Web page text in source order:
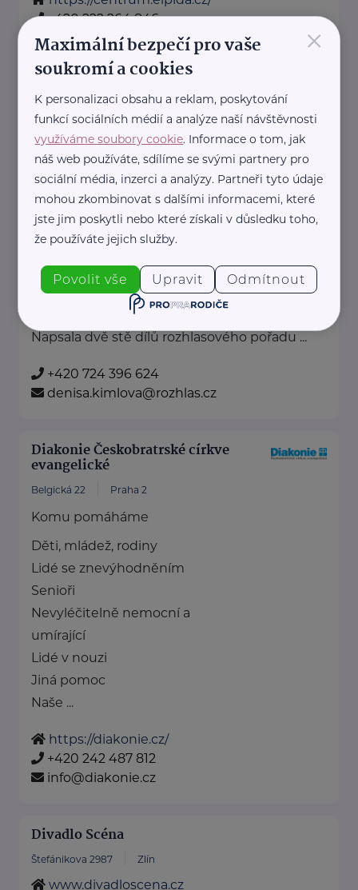
+420 222 264 846
pristav7@elpida.cz
Český svaz včelařů, z. s.
Václavské náměstí 831/21 Praha 1
https://www.vcelarstvi.cz/
+420 224 934 083
info@vcelarstvi.cz
Denisa Kimlová
Krkonošská 153 Vrchlabí
Moderátorka Rádia Junior, spisovatelka a
autorka rozhlasových pořadů a her.
Napsala dvě stě dílů rozhlasového pořadu ...
+420 724 396 624
denisa.kimlova@rozhlas.cz
Diakonie Českobratrské církve
evangelické
Belgická 22 Praha 2
Komu pomáháme
Děti, mládež, rodiny
Lidé se znevýhodněním
Senioři
Nevyléčitelně nemocní a
umírající
Lidé v nouzi
Jiná pomoc
Naše ...
https://diakonie.cz/
+420 242 487 812
info@diakonie.cz
Divadlo Scéna
Štefánikova 2987 Zlín
www.divadloscena.cz
×
Maximální bezpečí pro vaše
soukromí a cookies
K personalizaci obsahu a reklam, poskytování
funkcí sociálních médií a analýze naší návštěvnosti
využíváme soubory cookie. Informace o tom, jak
náš web používáte, sdílíme se svými partnery pro
sociální média, inzerci a analýzy. Partneři tyto údaje
mohou zkombinovat s dalšími informacemi, které
jste jim poskytli nebo které získali v důsledku toho,
že používáte jejich služby.
Povolit vše Upravit Odmítnout